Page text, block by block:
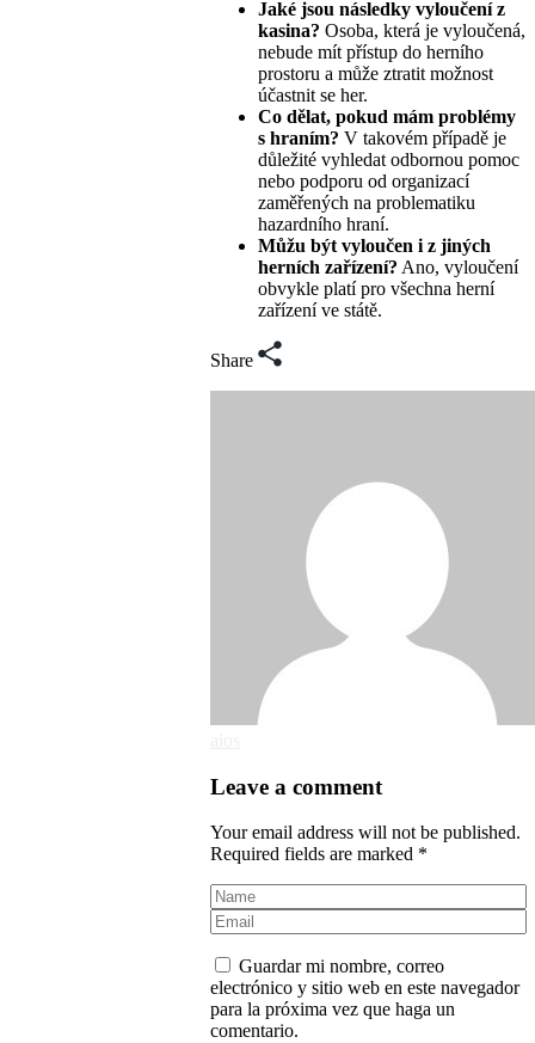
Jaké jsou následky vyloučení z
kasina? Osoba, která je vyloučená,
nebude mít přístup do herního
prostoru a může ztratit možnost
účastnit se her.
Co dělat, pokud mám problémy
s hraním? V takovém případě je
důležité vyhledat odbornou pomoc
nebo podporu od organizací
zaměřených na problematiku
hazardního hraní.
Můžu být vyloučen i z jiných
herních zařízení? Ano, vyloučení
obvykle platí pro všechna herní
zařízení ve státě.
Share
Leave a comment
Your email address will not be published.
Required fields are marked *
Guardar mi nombre, correo
electrónico y sitio web en este navegador
para la próxima vez que haga un
comentario.